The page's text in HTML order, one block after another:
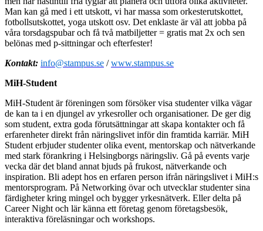
Man kan gå med i ett utskott, vi har massa som orkesterutskottet,
fotbollsutskottet, yoga utskott osv. Det enklaste är väl att jobba på
våra torsdagspubar och få två matbiljetter = gratis mat 2x och sen
belönas med p-sittningar och efterfester!
Kontakt: info@stampus.se /www.stampus.se
MiH-Student
MiH-Student är föreningen som försöker visa studenter vilka vägar
de kan ta i en djungel av yrkesroller och organisationer. De ger dig
som student, extra goda förutsättningar att skapa kontakter och få
erfarenheter direkt från näringslivet inför din framtida karriär. MiH
Student erbjuder studenter olika event, mentorskap och nätverkande
med stark förankring i Helsingborgs näringsliv. Gå på events varje
vecka där det bland annat bjuds på frukost, nätverkande och
inspiration. Bli adept hos en erfaren person ifrån näringslivet i MiH:s
mentorsprogram. På Networking övar och utvecklar studenter sina
färdigheter kring mingel och bygger yrkesnätverk. Eller delta på
Career Night och lär känna ett företag genom företagsbesök,
interaktiva föreläsningar och workshops.